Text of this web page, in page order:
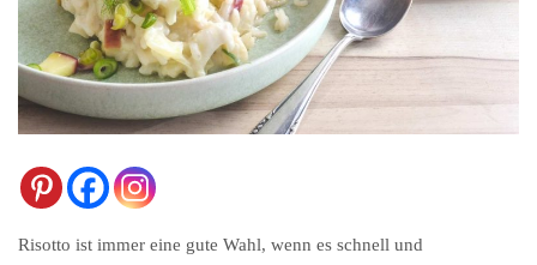
Risotto ist immer eine gute Wahl, wenn es schnell und